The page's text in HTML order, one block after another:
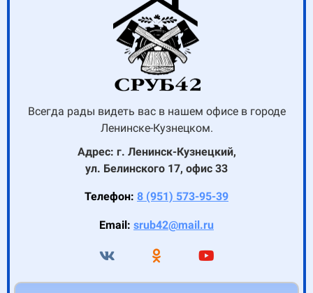
Всегда рады видеть вас в нашем офисе в городе
Ленинске-Кузнецком.
Адрес: г. Ленинск-Кузнецкий,
ул. Белинского 17, офис 33
Телефон: 8 (951) 573-95-39
Email: srub42@mail.ru